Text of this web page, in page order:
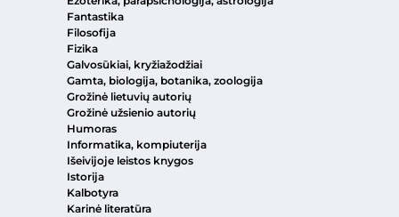
Fantastika
Filosofija
Fizika
Galvosūkiai, kryžiažodžiai
Gamta, biologija, botanika, zoologija
Grožinė lietuvių autorių
Grožinė užsienio autorių
Humoras
Informatika, kompiuterija
Išeivijoje leistos knygos
Istorija
Kalbotyra
Karinė literatūra